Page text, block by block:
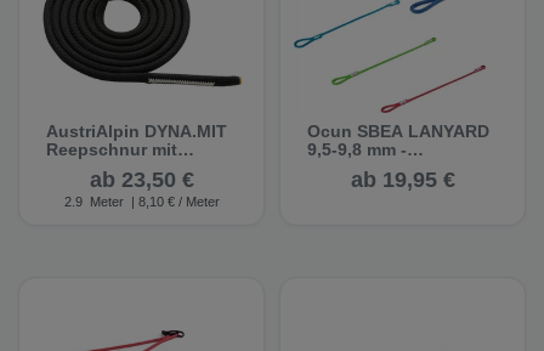
AustriAlpin DYNA.MIT
Reepschnur mit
Dyneemakern
ab 23,50 €
2.9 Meter | 8,10 € / Meter
Ocun SBEA LANYARD
9,5-9,8 mm -
Sicherungsschlinge
ab 19,95 €